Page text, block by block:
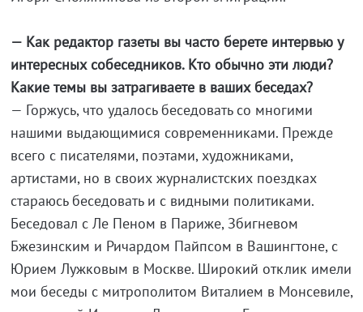
— Как редактор газеты вы часто берете интервью у
интересных собеседников. Кто обычно эти люди?
Какие темы вы затрагиваете в ваших беседах?
— Горжусь, что удалось беседовать со многими
нашими выдающимися современниками. Прежде
всего с писателями, поэтами, художниками,
артистами, но в своих журналистских поездках
стараюсь беседовать и с видными политиками.
Беседовал с Ле Пеном в Париже, Збигневом
Бжезинским и Ричардом Пайпсом в Вашингтоне, с
Юрием Лужковым в Москве. Широкий отклик имели
мои беседы с митрополитом Виталием в Монсевиле,